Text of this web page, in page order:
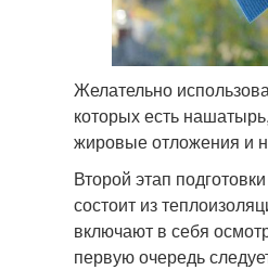
Желательно
которых есть
жировые отложения и
Второй этап
состоит из
включают в себя
первую очередь